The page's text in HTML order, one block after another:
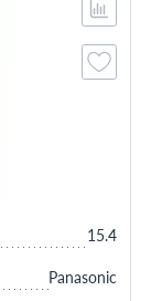
15.4
Panasonic